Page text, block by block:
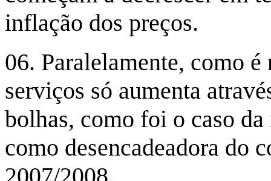
inflação dos preços.
06. Paralelamente, como
serviços só aumenta
bolhas, como foi o caso
como desencadeadora do